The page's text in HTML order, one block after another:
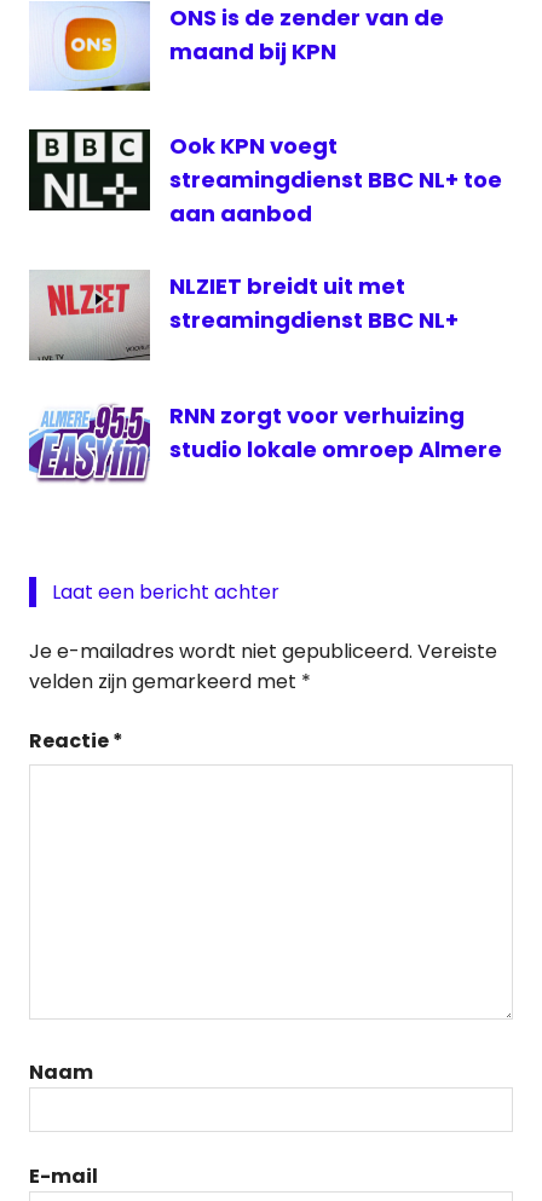
Jermery
Clarkson
Star
Virgiel
FM
ONS is de zender van de
maand bij KPN
Ook KPN voegt
streamingdienst BBC NL+ toe
aan aanbod
NLZIET breidt uit met
streamingdienst BBC NL+
RNN zorgt voor verhuizing
studio lokale omroep Almere
Laat een bericht achter
Je e-mailadres wordt niet gepubliceerd. Vereiste
velden zijn gemarkeerd met *
Reactie*
Naam
E-mail